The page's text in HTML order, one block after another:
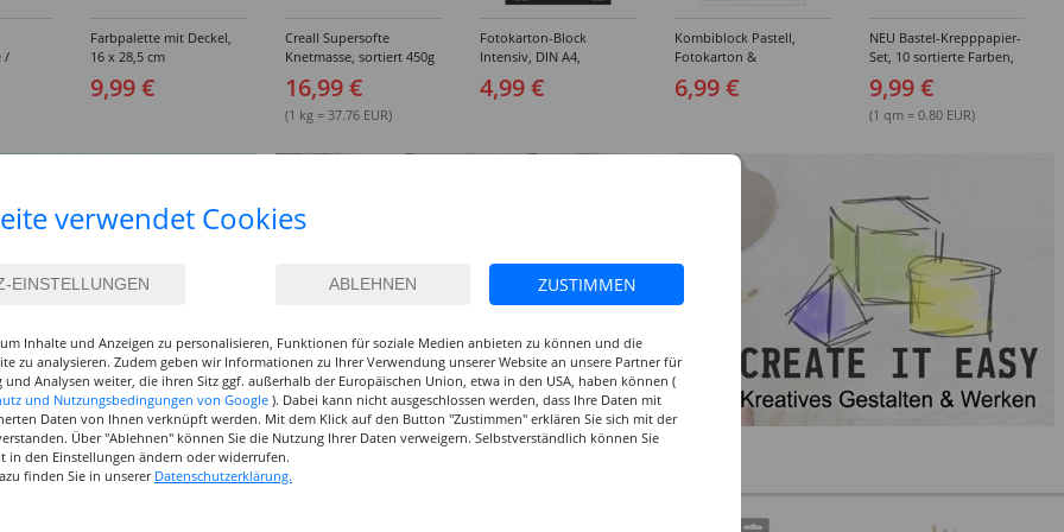
/
Farbpalette mit Deckel,
16 x 28,5 cm
9,99 €
Creall Supersofte
Knetmasse, sortiert 450g
16,99 €
(1 kg = 37.76 EUR)
Fotokarton-Block
Intensiv, DIN A4,
300g/qm, 10 Blatt, 10
sortierte Farben
4,99 €
Kombiblock Pastell,
Fotokarton &
Tonzeichenpapier, 10 +
10 Blatt, 23 x 33 cm,
6,99 €
NEU Bastel-Krepppapier-
Set, 10 sortierte Farben,
je 50x250cm
9,99 €
(1 qm = 0.80 EUR)
verwendet Cookies
ZUSTIMMEN
Inhalte und Anzeigen zu personalisieren, Funktionen für soziale Medien anbieten zu können und die
zu analysieren. Zudem geben wir Informationen zu Ihrer Verwendung unserer Website an unsere Partner für
und Analysen weiter, die ihren Sitz ggf. außerhalb der Europäischen Union, etwa in den USA, haben können (
und Nutzungsbedingungen von Google ). Dabei kann nicht ausgeschlossen werden, dass Ihre Daten mit
Daten von Ihnen verknüpft werden. Mit dem Klick auf den Button "Zustimmen" erklären Sie sich mit der
Über "Ablehnen" können Sie die Nutzung Ihrer Daten verweigern. Selbstverständlich können Sie
in den Einstellungen ändern oder widerrufen.
finden Sie in unserer Datenschutzerklärung.